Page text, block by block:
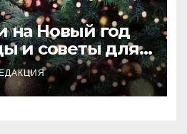
на Новый год
и советы для
праздника